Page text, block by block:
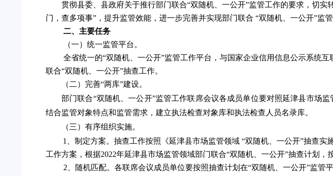
贯彻县委、县政府关于推行部门联合“双随机、一公开”监管工作的要求，切
门，查多项事”，提升监管效能，进一步完善并实现部门联合 “双随机、一公开”监管
二、主要任务
（一）统一监管平台。
全省统一的“双随机、一公开”监管工作平台，与国家企业信用信息公示系统
联合“双随机、一公开”抽查工作。
（二）完善“两库”建设。
部门联合“双随机、一公开”监管工作联席会议各成员单位要对照延津县市场
结合监管对象特点和监管需求，建立执法检查对象库和执法检查人员名录库。
（三）有序组织实施。
1、制定方案。抽查工作按照《延津县市场监管领域 “双随机、一公开”抽查
工作方案，根据2022年延津县市场监管领域部门联合“双随机、一公开”抽查计划，
2、随机匹配。各联席会议成员单位要按照抽查计划在“双随机、一公开”监